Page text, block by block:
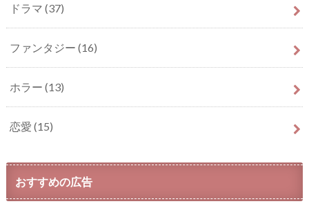
ドラマ (37)
ファンタジー (16)
ホラー (13)
恋愛 (15)
おすすめの広告